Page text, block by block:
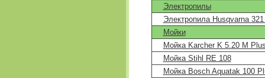
Электропилы
Электропила Husqvarna
Мойки
Мойка Karcher K 5.20 M
Мойка Stihl RE 108
Мойка Bosch Aquatak 100